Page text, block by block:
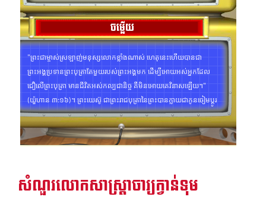
"ព្រះជាម្ចាស់​ស្រឡាញ់​មនុស្ស ​លោក​ខ្លាំង​ណាស់ ហេតុ​នេះ​ហើយ​បាន​ជា​
ព្រះអង្គ​ប្រទាន​ព្រះបុត្រា​តែ​មួយ​របស់​ព្រះអង្គ​មក ដើម្បី​អោយ​អស់​អ្នក​ដែល​
ជឿ​លើ​ព្រះបុត្រា មាន​ជីវិត​អស់កល្ប​ជានិច្ច គឺ​មិន​អោយ​គេ​វិនាស​ឡើយ។"
(យ៉ួហាន ៣:១៦)។ ព្រះយេស៊ូ ជាព្រះរាជបុត្រានៃព្រះ​បានក្លាយជាកូនចៀមប្តូរ
ព្រះជនបានសុគត់នៅលើឈើឆ្កាងដូច្នេះយើងអាចអត់ទោស។ ក្នុងនិមិត្តរបស់
លោកយ៉ួហាន មនុស្សចាសៗម្ភៃបួននាក់(ដែលអាចធ្វើតំណាងកុលសម្ព័ន្ធ
ទាំង១២នៃជនជាតិអ៊ីស្រាអែល និងមានពួកសាវក ១២ នាក់) បានចុះមក
ផងដែរ ត្រូវតែថ្វាយបង្គំទ្រង់នូវរាល់អ្វីៗដែលយើងគិត និយាយនិងធ្វើ (រ៉ួម
ចម្លើយ
សំណួរលោកសាស្រ្តាចារ្យក្វាន់ទុម